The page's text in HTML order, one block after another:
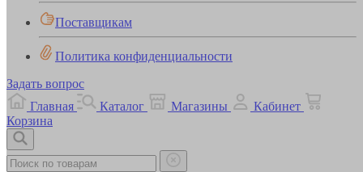
Поставщикам
Политика конфиденциальности
Задать вопрос
Главная
Каталог Магазины
Кабинет
Корзина